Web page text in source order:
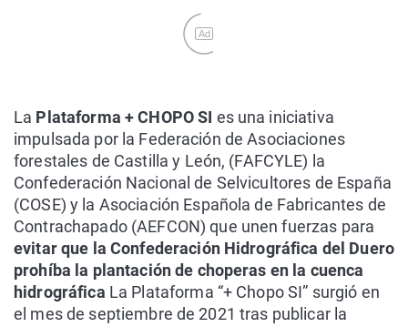
Ad
La Plataforma + CHOPO SI es una iniciativa
impulsada por la Federación de Asociaciones
forestales de Castilla y León, (FAFCYLE) la
Confederación Nacional de Selvicultores de España
(COSE) y la Asociación Española de Fabricantes de
Contrachapado (AEFCON) que unen fuerzas para
evitar que la Confederación Hidrográfica del Duero
prohíba la plantación de choperas en la cuenca
hidrográfica La Plataforma “+ Chopo SI” surgió en
el mes de septiembre de 2021 tras publicar la